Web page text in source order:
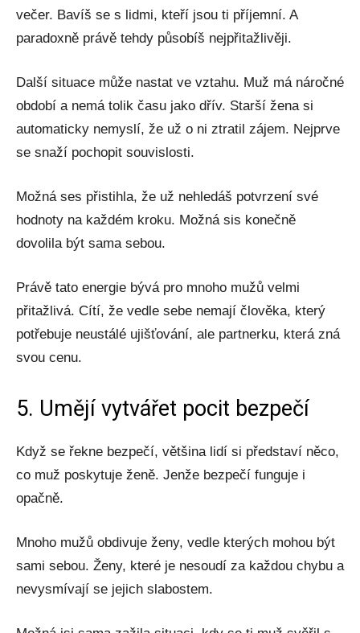
večer. Bavíš se s lidmi, kteří jsou ti příjemní. A
paradoxně právě tehdy působíš nejpřitažlivěji.
Další situace může nastat ve vztahu. Muž má náročné
období a nemá tolik času jako dřív. Starší žena si
automaticky nemyslí, že už o ni ztratil zájem. Nejprve
se snaží pochopit souvislosti.
Možná ses přistihla, že už nehledáš potvrzení své
hodnoty na každém kroku. Možná sis konečně
dovolila být sama sebou.
Právě tato energie bývá pro mnoho mužů velmi
přitažlivá. Cítí, že vedle sebe nemají člověka, který
potřebuje neustálé ujišťování, ale partnerku, která zná
svou cenu.
5. Umějí vytvářet pocit bezpečí
Když se řekne bezpečí, většina lidí si představí něco,
co muž poskytuje ženě. Jenže bezpečí funguje i
opačně.
Mnoho mužů obdivuje ženy, vedle kterých mohou být
sami sebou. Ženy, které je nesoudí za každou chybu a
nevysmívají se jejich slabostem.